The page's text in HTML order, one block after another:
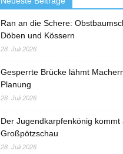
Ran an die Schere:
Döben und Kössern
28. Juli 2026
Gesperrte Brücke lähmt
Planung
28. Juli 2026
Der Jugendkarpfenkönig kommt
Großpötzschau
28. Juli 2026